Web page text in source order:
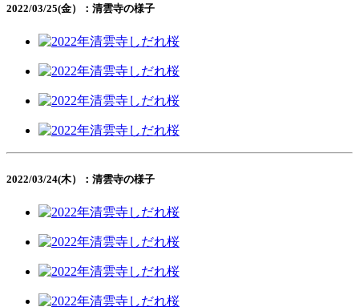
2022/03/25(金）：清雲寺の様子
2022/03/24(木）：清雲寺の様子